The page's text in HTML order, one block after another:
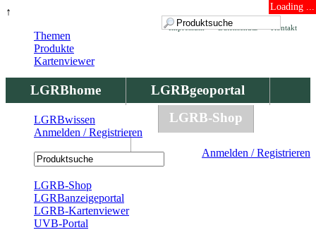
↑ Loading ...
Kontakt
Datenschutz
Impressum
LGRBhome
LGRBgeoportal
LGRBbohrungen
LGRB-Shop
Anmelden / Registrieren
Themen
Produkte
Kartenviewer
LGRBwissen
Anmelden / Registrieren
LGRB-Shop
LGRBanzeigeportal
LGRB-Kartenviewer
UVB-Portal